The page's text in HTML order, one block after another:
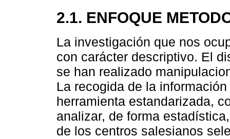
2.1. ENFOQUE
La investigación que nos
con carácter descriptivo. El
se han realizado
La recogida de la
herramienta estandarizada,
analizar, de forma
de los centros salesianos